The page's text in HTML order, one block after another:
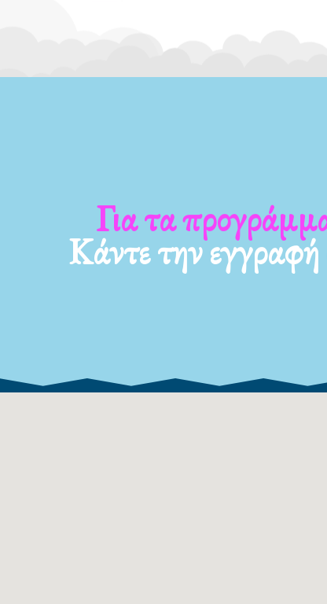
μαςΓια τα
Κάντε την εγγραφή